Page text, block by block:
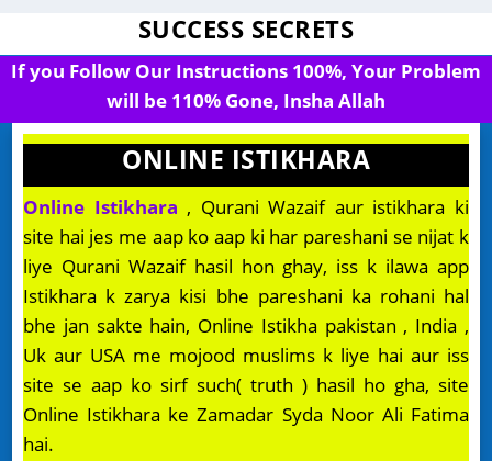
SUCCESS SECRETS
If you Follow Our Instructions 100%, Your Problem
will be 110% Gone, Insha Allah
ONLINE ISTIKHARA
Online Istikhara , Qurani Wazaif aur istikhara ki
site hai jes me aap ko aap ki har pareshani se nijat k
liye Qurani Wazaif hasil hon ghay, iss k ilawa app
Istikhara k zarya kisi bhe pareshani ka rohani hal
bhe jan sakte hain, Online Istikha pakistan , India ,
Uk aur USA me mojood muslims k liye hai aur iss
site se aap ko sirf such( truth ) hasil ho gha, site
Online Istikhara ke Zamadar Syda Noor Ali Fatima
hai.